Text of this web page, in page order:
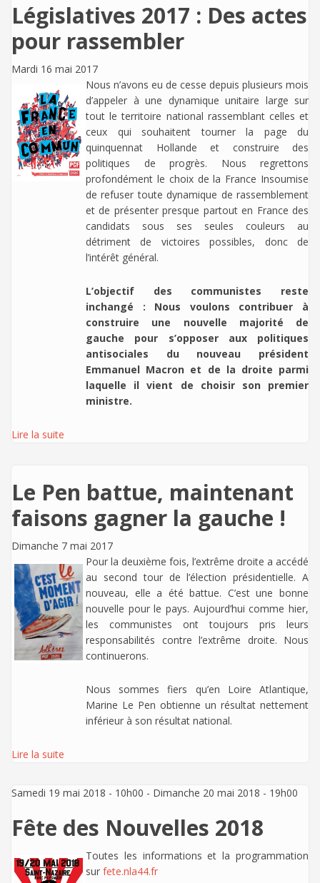
Législatives 2017 : Des actes
pour rassembler
Mardi 16 mai 2017
Nous n’avons eu de cesse depuis plusieurs mois
d’appeler à une dynamique unitaire large sur
tout le territoire national rassemblant celles et
ceux qui souhaitent tourner la page du
quinquennat Hollande et construire des
politiques de progrès. Nous regrettons
profondément le choix de la France Insoumise
de refuser toute dynamique de rassemblement
et de présenter presque partout en France des
candidats sous ses seules couleurs au
détriment de victoires possibles, donc de
l’intérêt général.
L’objectif des communistes reste
inchangé : Nous voulons contribuer à
construire une nouvelle majorité de
gauche pour s’opposer aux politiques
antisociales du nouveau président
Emmanuel Macron et de la droite parmi
laquelle il vient de choisir son premier
ministre.
Lire la suite
Le Pen battue, maintenant
faisons gagner la gauche !
Dimanche 7 mai 2017
Pour la deuxième fois, l’extrême droite a accédé
au second tour de l’élection présidentielle. A
nouveau, elle a été battue. C’est une bonne
nouvelle pour le pays. Aujourd’hui comme hier,
les communistes ont toujours pris leurs
responsabilités contre l’extrême droite. Nous
continuerons.
Nous sommes fiers qu’en Loire Atlantique,
Marine Le Pen obtienne un résultat nettement
inférieur à son résultat national.
Lire la suite
Samedi 19 mai 2018 - 10h00 - Dimanche 20 mai 2018 - 19h00
Fête des Nouvelles 2018
Toutes les informations et la programmation
sur fete.nla44.fr